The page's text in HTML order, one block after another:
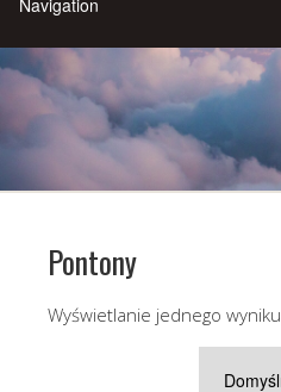
Pontony
Wyświetlanie jednego wyniku